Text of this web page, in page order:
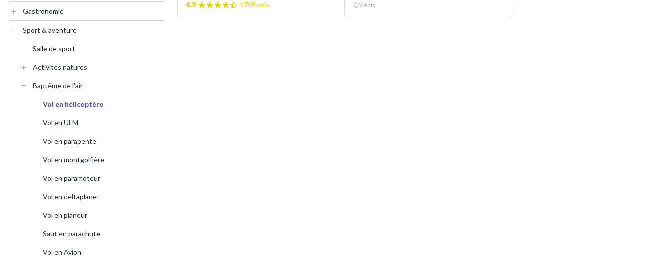
Gastronomie
Sport & aventure
Salle de sport
Activités natures
Baptême de l'air
Vol en hélicoptère
Vol en ULM
Vol en parapente
Vol en montgolfière
Vol en paramoteur
Vol en deltaplane
Vol en planeur
Saut en parachute
Vol en Avion
4.9
1798 avis Médis